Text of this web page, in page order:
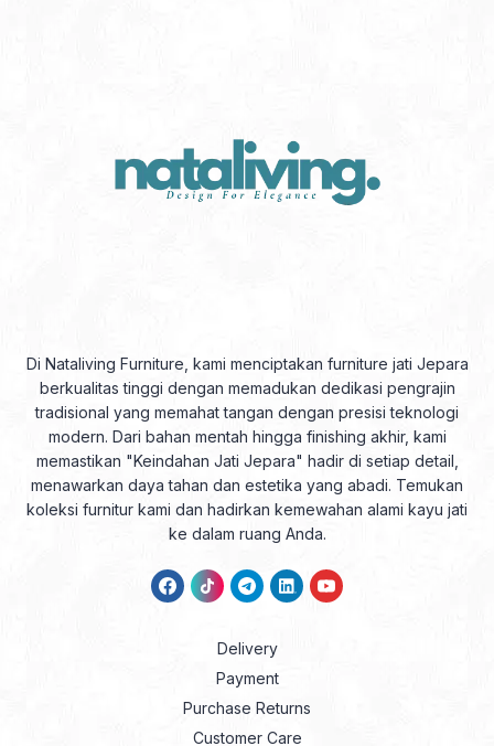
Di Nataliving Furniture, kami menciptakan furniture jati Jepara
berkualitas tinggi dengan memadukan dedikasi pengrajin
tradisional yang memahat tangan dengan presisi teknologi
modern. Dari bahan mentah hingga finishing akhir, kami
memastikan "Keindahan Jati Jepara" hadir di setiap detail,
menawarkan daya tahan dan estetika yang abadi. Temukan
koleksi furnitur kami dan hadirkan kemewahan alami kayu jati
ke dalam ruang Anda.
Delivery
Payment
Purchase Returns
Customer Care